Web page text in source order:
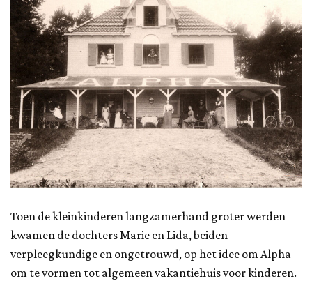
Toen de kleinkinderen langzamerhand groter werden
kwamen de dochters Marie en Lida, beiden
verpleegkundige en ongetrouwd, op het idee om Alpha
om te vormen tot algemeen vakantiehuis voor kinderen.